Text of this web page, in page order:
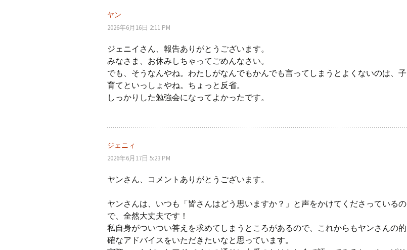
ヤン
2026年6月16日 2:11 PM
ジェニイさん、報告ありがとうございます。
みなさま、お休みしちゃってごめんなさい。
でも、そうなんやね。わたしがなんでもかんでも言ってしまうとよくないのは、子
育てといっしょやね。ちょっと反省。
しっかりした勉強会になってよかったです。
ジェニィ
2026年6月17日 5:23 PM
ヤンさん、コメントありがとうございます。
ヤンさんは、いつも「皆さんはどう思いますか？」と声をかけてくださっているの
で、全然大丈夫です！
私自身がついつい答えを求めてしまうところがあるので、これからもヤンさんの的
確なアドバイスをいただきたいなと思っています。